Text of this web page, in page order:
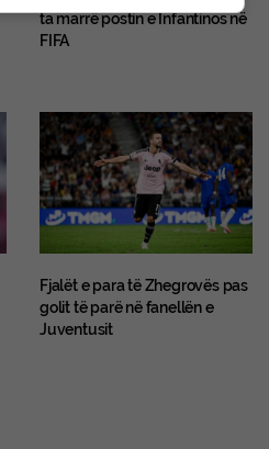
ta marrë postin e Infantinos në
FIFA
Fjalët e para të Zhegrovës pas
golit të parë në fanellën e
Juventusit